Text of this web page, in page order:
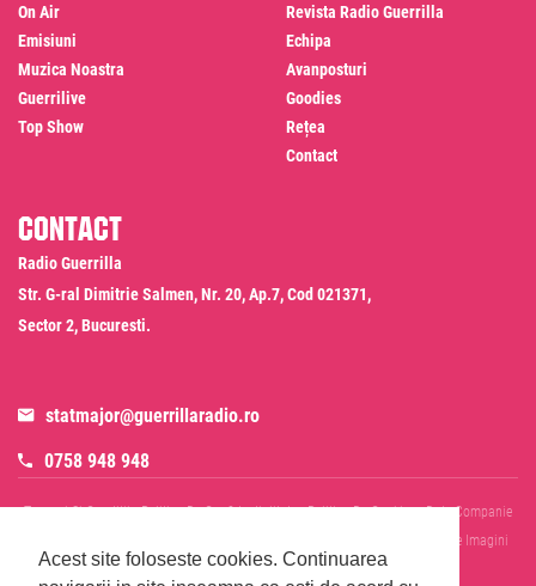
Acest site foloseste cookies. Continuarea
On Air
Emisiuni
Muzica Noastra
Guerrilive
Top Show
Revista Radio Guerrilla
Echipa
Avanposturi
Goodies
Rețea
Contact
Contact
Radio Guerrilla
Str. G-ral Dimitrie Salmen, Nr. 20, Ap.7, Cod 021371,
Sector 2, Bucuresti.
statmajor@guerrillaradio.ro
0758 948 948
Termeni Si Conditii Politica De Confidentialitate Politica De Cookies
Date Companie
Informare Prelucrare Imagini
Evenimente
Cod Deontologic